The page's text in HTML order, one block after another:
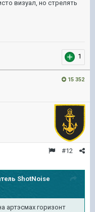
визуал, но стрелять
1
15 352
#12
ShotNoise
артэсмах горизонт